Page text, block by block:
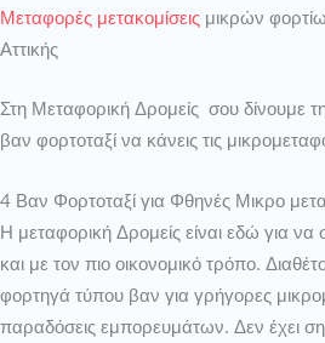
Μεταφορές μετακομίσεις μικρών
Αττικής
Στη Μεταφορική Δρομείς σου δίνουμε
βαν φορτοταξί να κάνεις τις
4 Βαν Φορτοταξί για Φθηνές Μικρο
Η μεταφορική Δρομείς είναι εδώ για
και με τον πιο οικονομικό τρόπο.
φορτηγά τύπου βαν για γρήγορες
παραδόσεις εμπορευμάτων. Δεν έχει